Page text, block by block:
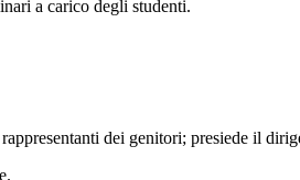
a carico degli studenti.
dei genitori; presiede il